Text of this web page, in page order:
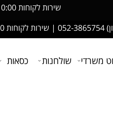
שירות לקוחות 10:00 - 22:00
052-3865754 | שירות לקוחות 10:00 - 22:00 שירות טלפוני זמין
משרדי שולחנות כסאות